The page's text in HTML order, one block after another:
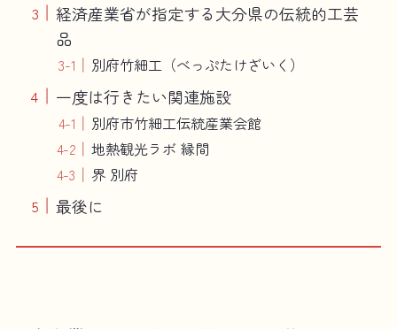
経済産業省が指定する大分県の伝統的工芸
品
別府竹細工（べっぷたけざいく）
一度は行きたい関連施設
別府市竹細工伝統産業会館
地熱観光ラボ 縁間
界 別府
最後に